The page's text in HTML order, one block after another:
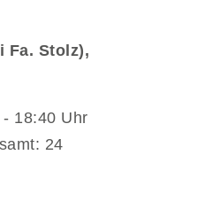
Fa. Stolz),
18:40 Uhr
24